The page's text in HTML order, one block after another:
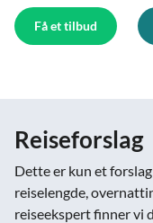
Få et tilbud
Reiseforslag
Dette er kun et
reiselengde,
reiseekspert finner vi